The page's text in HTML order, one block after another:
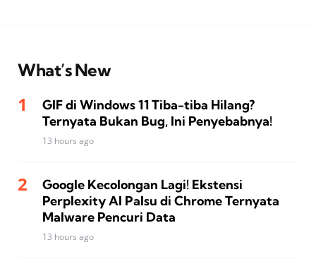
What’s New
GIF di Windows 11 Tiba-tiba Hilang?
Ternyata Bukan Bug, Ini Penyebabnya!
13 hours ago
Google Kecolongan Lagi! Ekstensi
Perplexity AI Palsu di Chrome Ternyata
Malware Pencuri Data
13 hours ago